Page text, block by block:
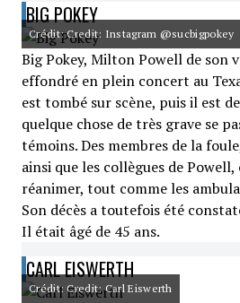
BIG POKEY
Crédit: Credit: Instagram @sucbigpokey
Big Pokey, Milton Powell de son
effondré en plein concert au
est tombé sur scène, puis il est
quelque chose de très grave se
témoins. Des membres de la
ainsi que les collègues de
réanimer, tout comme les
Son décès a toutefois été
Il était âgé de 45 ans.
CARL EISWERTH
Crédit: Credit: Carl Eiswerth